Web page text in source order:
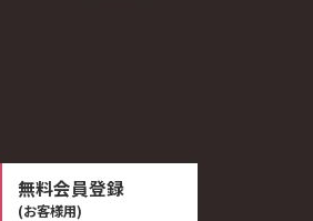
無料会員登録
(お客様用)